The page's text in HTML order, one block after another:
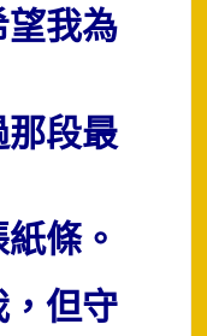
我為
段最
條。
但守